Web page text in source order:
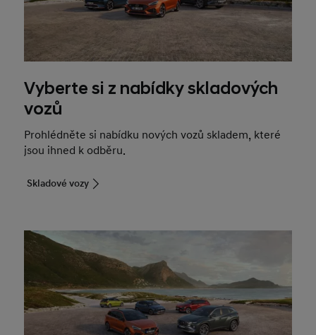
Vyberte si z nabídky skladových
vozů
Prohlédněte si nabídku nových vozů skladem, které
jsou ihned k odběru.
Skladové vozy